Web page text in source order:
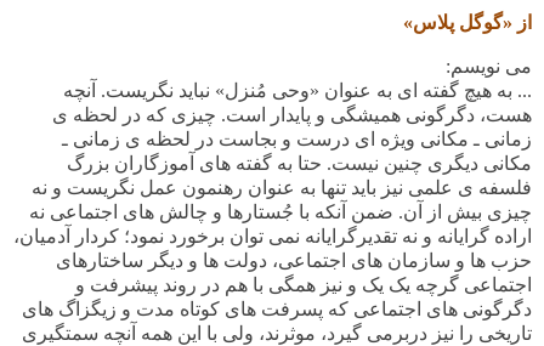
از «گوگل پلاس»
می نویسم:
... به هیچ گفته ای به عنوان «وحی مُنزل» نباید نگریست. آنچه
هست، دگرگونی همیشگی و پایدار است. چیزی که در لحظه ی
زمانی ـ مکانی ویژه ای درست و بجاست در لحظه ی زمانی ـ
مکانی دیگری چنین نیست. حتا به گفته های آموزگاران بزرگ
فلسفه ی علمی نیز باید تنها به عنوان رهنمون عمل نگریست و نه
چیزی بیش از آن. ضمن آنکه با جُستارها و چالش های اجتماعی نه
اراده گرایانه و نه تقدیرگرایانه نمی توان برخورد نمود؛ کردار آدمیان،
حزب ها و سازمان های اجتماعی، دولت ها و دیگر ساختارهای
اجتماعی گرچه یک یک و نیز همگی با هم در روند پیشرفت و
دگرگونی های اجتماعی که پسرفت های کوتاه مدت و زیگزاگ های
تاریخی را نیز دربرمی گیرد، موثرند، ولی با این همه آنچه سمتگیری